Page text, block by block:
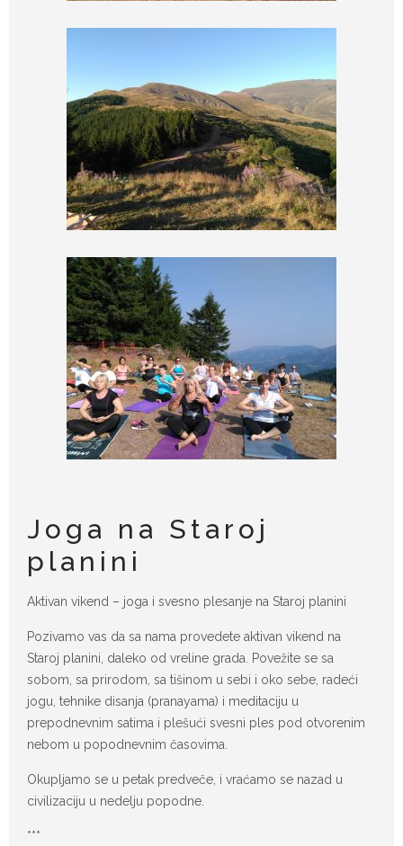
Joga na Staroj
planini
Aktivan vikend – joga i svesno plesanje na Staroj planini
Pozivamo vas da sa nama provedete aktivan vikend na
Staroj planini, daleko od vreline grada. Povežite se sa
sobom, sa prirodom, sa tišinom u sebi i oko sebe, radeći
jogu, tehnike disanja (pranayama) i meditaciju u
prepodnevnim satima i plešući svesni ples pod otvorenim
nebom u popodnevnim časovima.
Okupljamo se u petak predveče, i vraćamo se nazad u
civilizaciju u nedelju popodne.
***